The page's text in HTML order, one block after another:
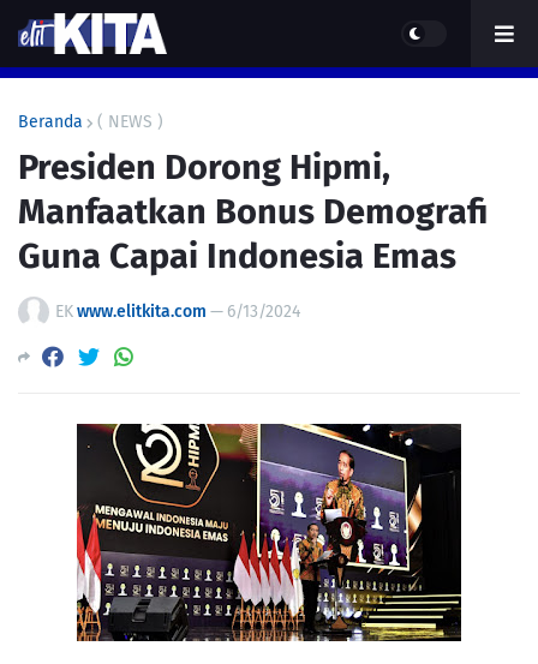
Beranda ( NEWS )
Presiden Dorong Hipmi,
Manfaatkan Bonus Demografi
Guna Capai Indonesia Emas
EKwww.elitkita.com — 6/13/2024